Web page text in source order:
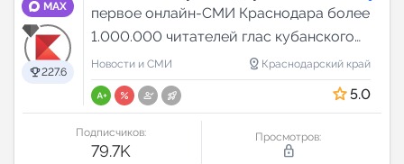
MAX
227.6
первое онлайн-СМИ Краснодара более
1.000.000 читателей глас кубанского
народа с 2011
Новости и СМИ distance Краснодарский край
5.0
Подписчиков:
79.7K
Просмотров:
lock_outline